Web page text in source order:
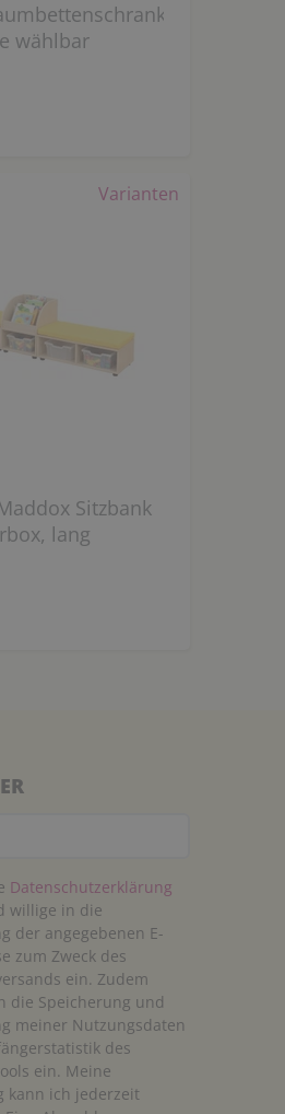
wählbar
Varianten
Sitzbank
lang
Daten­schutz­erklärung
willige in die
der angegebenen E-
zum Zweck des
ein. Zudem
die Speicherung und
meiner Nutzungsdaten
des
ein. Meine
kann ich jederzeit